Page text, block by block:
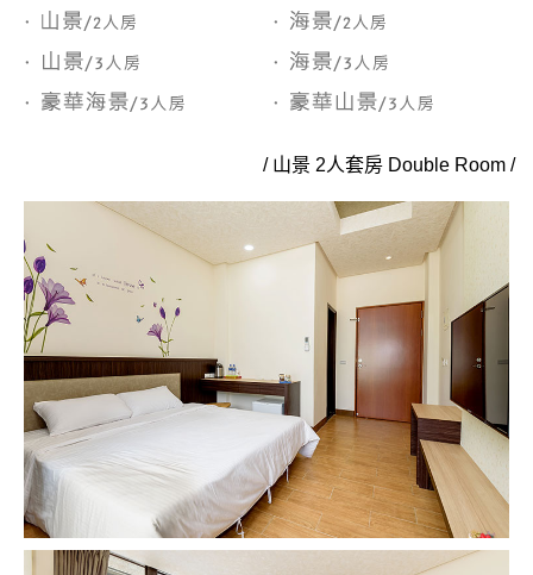
/ 山景 2人套房 Double Room /